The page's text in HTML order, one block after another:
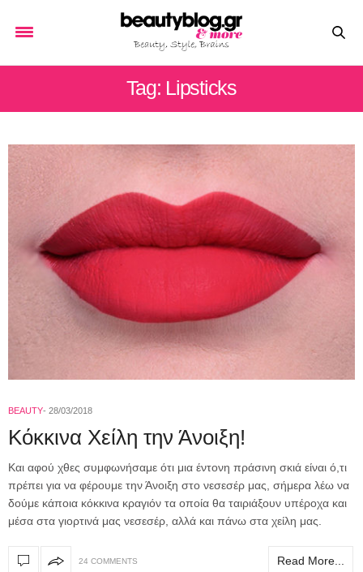
Tag: Lipsticks
BEAUTY 28/03/2018
Κόκκινα Χείλη την Άνοιξη!
Και αφού χθες συμφωνήσαμε ότι μια έντονη πράσινη σκιά είναι ό,τι
πρέπει για να φέρουμε την Άνοιξη στο νεσεσέρ μας, σήμερα λέω να
δούμε κάποια κόκκινα κραγιόν τα οποία θα ταιριάξουν υπέροχα και
μέσα στα γιορτινά μας νεσεσέρ, αλλά και πάνω στα χείλη μας.
24 COMMENTS Read More...